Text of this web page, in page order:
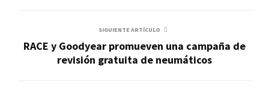
SIGUIENTE ARTÍCULO
RACE y Goodyear promueven una campaña de
revisión gratuita de neumáticos